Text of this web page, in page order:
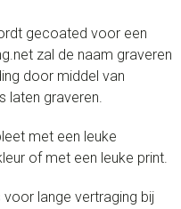
gecoated voor een
zal de naam graveren
door middel van
laten graveren.
met een leuke
of met een leuke print.
lange vertraging bij